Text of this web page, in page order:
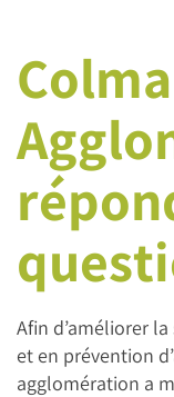
Afin d’améliorer
et en prévention
agglomération a